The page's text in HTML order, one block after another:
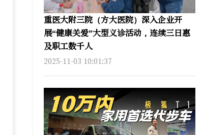
重医大附三院（方大医院）深入企业开
展“健康关爱”大型义诊活动，连续三日惠
及职工数千人
2025-11-03 10:01:37